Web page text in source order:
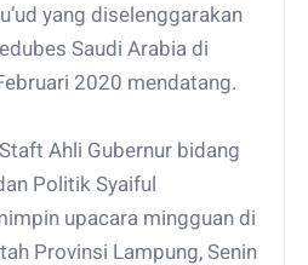
yang diselenggarakan
Saudi Arabia di
2020 mendatang.
Ahli Gubernur bidang
Politik Syaiful
upacara mingguan di
Provinsi Lampung, Senin